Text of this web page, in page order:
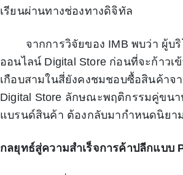
เรียนผ่านทางช่องทางดิจิทัล
จากการวิจัยของ IMB พบว่า ผู้บริ
ออนไลน์ Digital Store ก่อนที่จะก้าว
เกือบสามในสี่ยังคงชมชอบซื้อสินค้าจ
Digital Store ลักษณะพฤติกรรมคู่ขน
แบรนด์สินค้า ต้องกลับมากำหนดนิยา
กลยุทธ์สู่ความสำเร็จการค้าปลีกแบบ